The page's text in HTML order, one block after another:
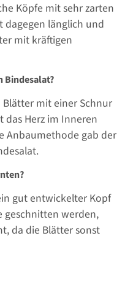
Köpfe mit sehr zarten
dagegen länglich und
mit kräftigen
Bindesalat?
mit einer Schnur
Herz im Inneren
Anbaumethode gab der
gut entwickelter Kopf
geschnitten werden,
da die Blätter sonst